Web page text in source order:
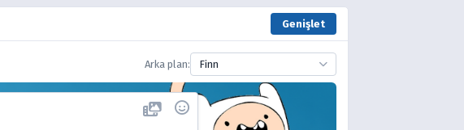
Genişlet
Arka plan: Finn